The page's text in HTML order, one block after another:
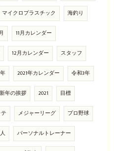
マイクロプラスチック 海釣り
11月カレンダー
12月カレンダー スタッフ
2021年カレンダー 令和3年
新年の挨拶 2021 目標
メジャーリーグ プロ野球
パーソナルトレーナー